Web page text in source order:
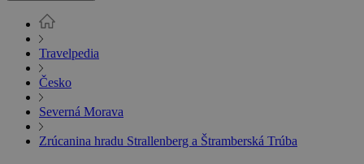
Travelpedia
Česko
Severná Morava
Zrúcanina hradu Strallenberg a Štramberská Trúba